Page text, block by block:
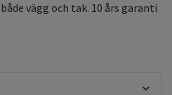
vägg och tak. 10 års garanti